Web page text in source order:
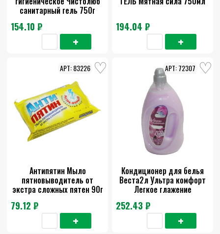
санитарный гель 750г
154.10 ₽ 194.04 ₽
Антипятин Мыло
пятновыводитель от
экстра сложных пятен 90г
79.12 ₽
83226
Кондиционер для белья
Веста2л Ультра комфорт
Легкое глажение
252.43 ₽
72307